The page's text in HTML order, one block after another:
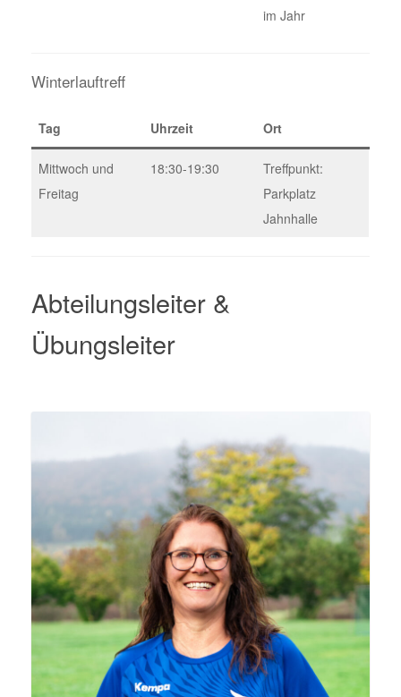
im Jahr
Winterlauftreff
Tag Uhrzeit Ort
Mittwoch und
Freitag
18:30-19:30
Treffpunkt:
Parkplatz
Jahnhalle
Abteilungsleiter &
Übungsleiter